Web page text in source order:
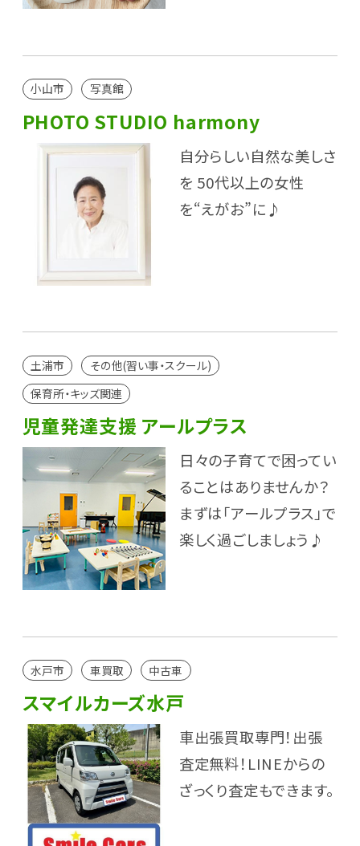
小山市 写真館
PHOTO STUDIO harmony
自分らしい自然な美しさ
を 50代以上の女性
を“えがお”に♪
土浦市
その他(習い事・スクール)
保育所・キッズ関連
児童発達支援 アールプラス
日々の子育てで困ってい
ることはありませんか？
まずは「アールプラス」で
楽しく過ごしましょう♪
水戸市 車買取 中古車
スマイルカーズ水戸
車出張買取専門！出張
査定無料！LINEからの
ざっくり査定もできます。